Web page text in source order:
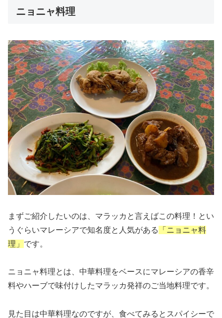
ニョニャ料理
まずご紹介したいのは、マラッカと言えばこの料理！とい
うぐらいマレーシアで知名度と人気がある
「ニョニャ料
理」 です。
ニョニャ料理とは、中華料理をベースにマレーシアの香辛
料やハーブで味付けしたマラッカ発祥のご当地料理です。
見た目は中華料理なのですが、食べてみるとスパイシーで